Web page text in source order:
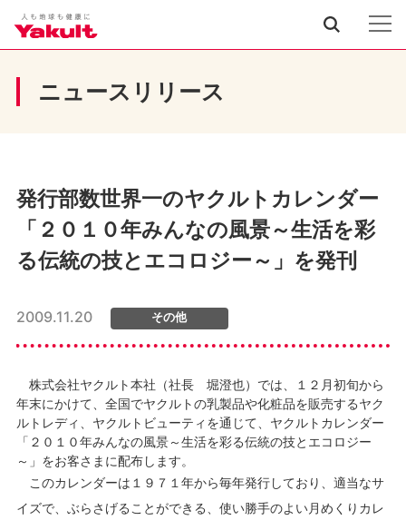
ニュースリリース
発行部数世界一のヤクルトカレンダー
「２０１０年みんなの風景～生活を彩
る伝統の技とエコロジー～」を発刊
2009.11.20 その他
株式会社ヤクルト本社（社長 堀澄也）では、１２月初旬から
年末にかけて、全国でヤクルトの乳製品や化粧品を販売するヤク
ルトレディ、ヤクルトビューティを通じて、ヤクルトカレンダー
「２０１０年みんなの風景～生活を彩る伝統の技とエコロジー
～」をお客さまに配布します。
このカレンダーは１９７１年から毎年発行しており、適当なサ
イズで、ぶらさげることができる、使い勝手のよい月めくりカレ